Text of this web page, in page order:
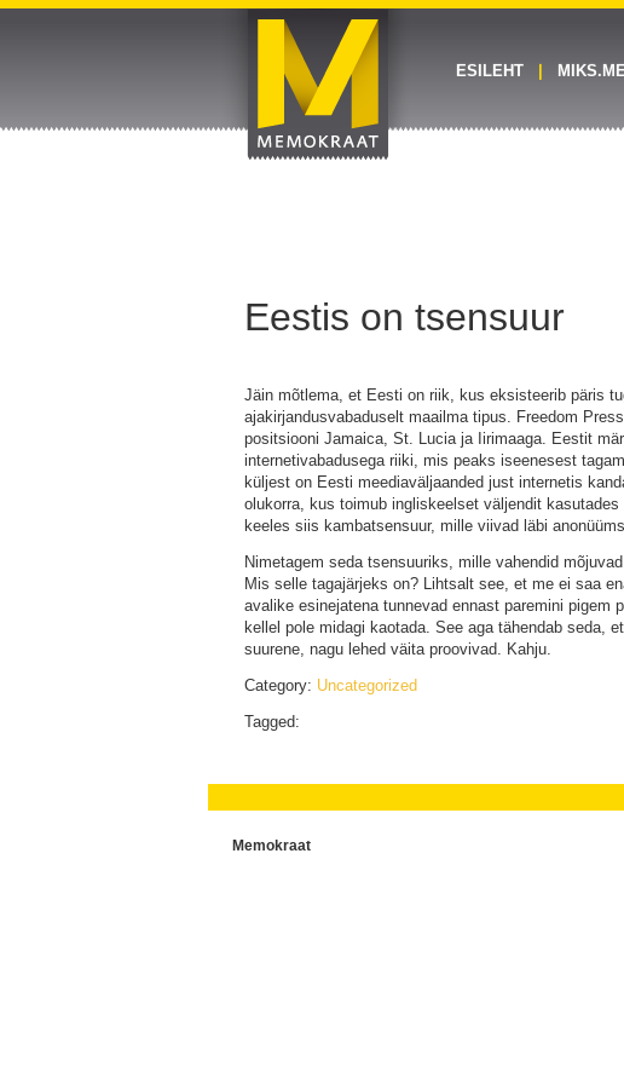
ESILEHT
Eestis on tsensuur
Jäin mõtlema, et Eesti on riik, kus eksisteerib päris
ajakirjandusvabaduselt maailma tipus. Freedom
positsiooni Jamaica, St. Lucia ja Iirimaaga. Eestit
internetivabadusega riiki, mis peaks iseenesest
küljest on Eesti meediaväljaanded just internetis
olukorra, kus toimub ingliskeelset väljendit kasutades
keeles siis kambatsensuur, mille viivad läbi
Nimetagem seda tsensuuriks, mille vahendid
Mis selle tagajärjeks on? Lihtsalt see, et me ei saa
avalike esinejatena tunnevad ennast paremini pigem
kellel pole midagi kaotada. See aga tähendab seda,
suurene, nagu lehed väita proovivad. Kahju.
Category: Uncategorized
Tagged:
Memokraat